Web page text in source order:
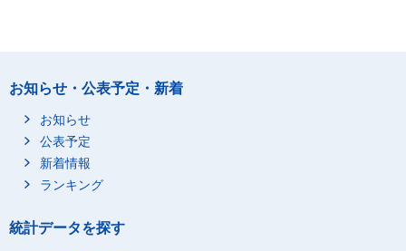
お知らせ・公表予定・新着
お知らせ
公表予定
新着情報
ランキング
統計データを探す